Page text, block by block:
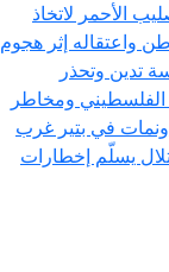
الأحمر لاتخاذ
واعتقاله إثر هجوم
تدين وتحذر
ومخاطر
يجرف 4 دونمات في بتير غرب
يسلّم إخطارات